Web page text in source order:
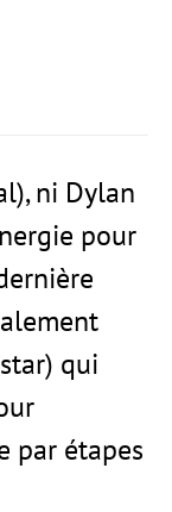
ni Dylan
pour
qui
par étapes